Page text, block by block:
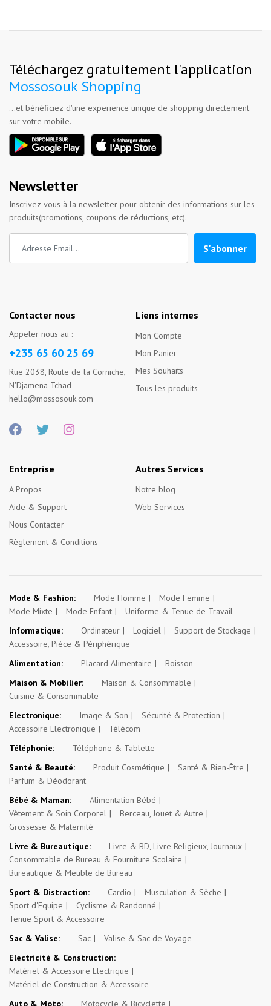
Téléchargez gratuitement l'application
Mossosouk Shopping
...et bénéficiez d'une experience unique de shopping directement
sur votre mobile.
Newsletter
Inscrivez vous à la newsletter pour obtenir des informations sur les
produits(promotions, coupons de réductions, etc).
S'abonner
Contacter nous
Appeler nous au :
+235 65 60 25 69
Rue 2038, Route de la Corniche,
N'Djamena-Tchad
hello@mossosouk.com
Liens internes
Mon Compte
Mon Panier
Mes Souhaits
Tous les produits
Entreprise
A Propos
Aide & Support
Nous Contacter
Règlement & Conditions
Autres Services
Notre blog
Web Services
Mode & Fashion: Mode Homme
Mode Femme
Mode Mixte
Mode Enfant
Uniforme & Tenue de Travail
Informatique:
Ordinateur Logiciel
Support de Stockage
Accessoire, Pièce & Périphérique
Alimentation:
Placard Alimentaire
Boisson
Maison & Mobilier:
Maison & Consommable
Cuisine & Consommable
Electronique:
Image & Son
Sécurité & Protection
Accessoire Electronique
Télécom
Téléphonie:
Téléphone & Tablette
Santé & Beauté:
Produit Cosmétique
Santé & Bien-Être
Parfum & Déodorant
Bébé & Maman:
Alimentation Bébé
Vêtement & Soin Corporel
Berceau, Jouet & Autre
Grossesse & Maternité
Livre & Bureautique:
Livre & BD, Livre Religieux, Journaux
Consommable de Bureau & Fourniture Scolaire
Bureautique & Meuble de Bureau
Sport & Distraction:
Cardio
Musculation & Sèche
Sport d'Equipe
Cyclisme & Randonné
Tenue Sport & Accessoire
Sac & Valise:
Sac
Valise & Sac de Voyage
Electricité & Construction:
Matériel & Accessoire Electrique
Matériel de Construction & Accessoire
Auto & Moto:
Motocycle & Bicyclette